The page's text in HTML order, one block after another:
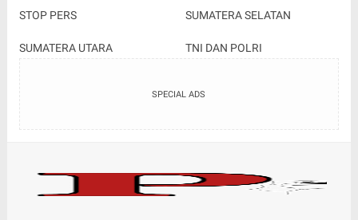
STOP PERS SUMATERA SELATAN
SUMATERA UTARA TNI DAN POLRI
SPECIAL ADS